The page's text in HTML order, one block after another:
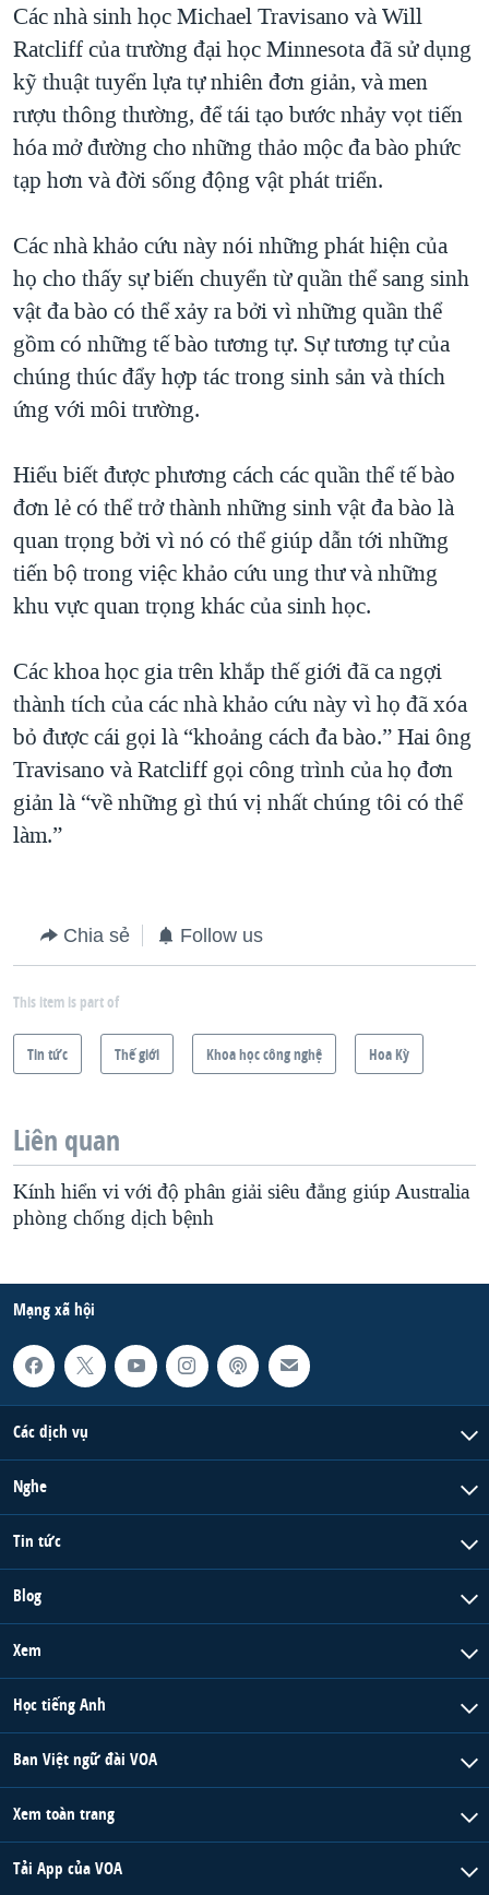
Các nhà sinh học Michael Travisano và Will
Ratcliff của trường đại học Minnesota đã sử dụng
kỹ thuật tuyển lựa tự nhiên đơn giản, và men
rượu thông thường, để tái tạo bước nhảy vọt tiến
hóa mở đường cho những thảo mộc đa bào phức
tạp hơn và đời sống động vật phát triển.
Các nhà khảo cứu này nói những phát hiện của
họ cho thấy sự biến chuyển từ quần thể sang sinh
vật đa bào có thể xảy ra bởi vì những quần thể
gồm có những tế bào tương tự. Sự tương tự của
chúng thúc đẩy hợp tác trong sinh sản và thích
ứng với môi trường.
Hiểu biết được phương cách các quần thể tế bào
đơn lẻ có thể trở thành những sinh vật đa bào là
quan trọng bởi vì nó có thể giúp dẫn tới những
tiến bộ trong việc khảo cứu ung thư và những
khu vực quan trọng khác của sinh học.
Các khoa học gia trên khắp thế giới đã ca ngợi
thành tích của các nhà khảo cứu này vì họ đã xóa
bỏ được cái gọi là “khoảng cách đa bào.” Hai ông
Travisano và Ratcliff gọi công trình của họ đơn
giản là “về những gì thú vị nhất chúng tôi có thể
làm.”
Chia sẻ Follow us
This item is part of
Tin tức Thế giới Khoa học công nghệ Hoa Kỳ
Liên quan
Kính hiển vi với độ phân giải siêu đẳng giúp Australia
phòng chống dịch bệnh
Mạng xã hội
Các dịch vụ
Nghe
Tin tức
Blog
Xem
Học tiếng Anh
Ban Việt ngữ đài VOA
Xem toàn trang
Tải App của VOA